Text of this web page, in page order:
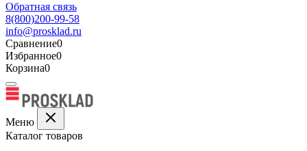
Обратная связь
8(800)200-99-58
info@prosklad.ru
Сравнение0
Избранное0
Корзина0
Меню
Каталог товаров